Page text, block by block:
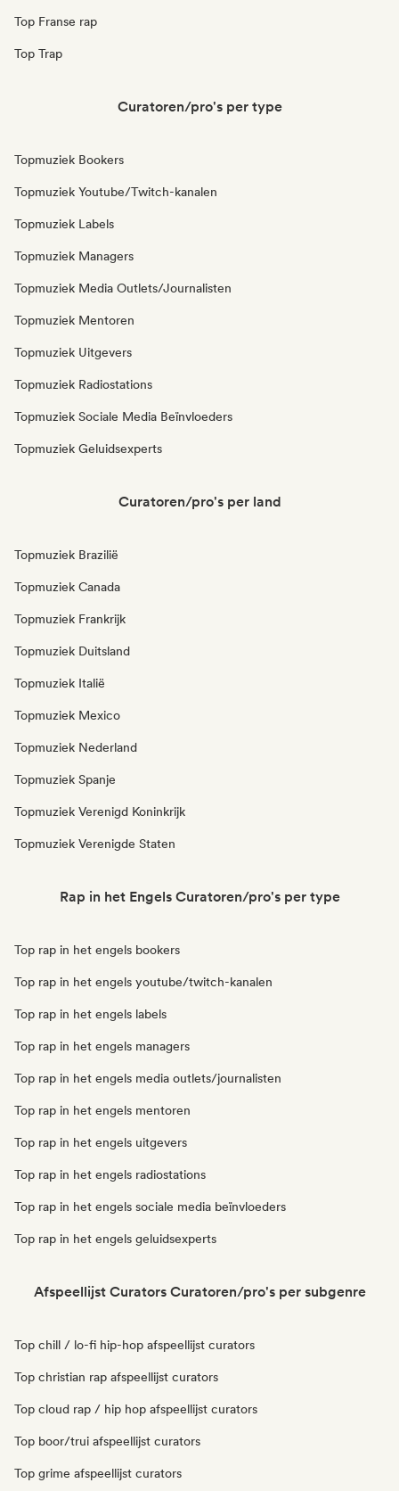
Top Franse rap
Top Trap
Curatoren/pro's per type
Topmuziek Bookers
Topmuziek Youtube/Twitch-kanalen
Topmuziek Labels
Topmuziek Managers
Topmuziek Media Outlets/Journalisten
Topmuziek Mentoren
Topmuziek Uitgevers
Topmuziek Radiostations
Topmuziek Sociale Media Beïnvloeders
Topmuziek Geluidsexperts
Curatoren/pro's per land
Topmuziek Brazilië
Topmuziek Canada
Topmuziek Frankrijk
Topmuziek Duitsland
Topmuziek Italië
Topmuziek Mexico
Topmuziek Nederland
Topmuziek Spanje
Topmuziek Verenigd Koninkrijk
Topmuziek Verenigde Staten
Rap in het Engels Curatoren/pro's per type
Top rap in het engels bookers
Top rap in het engels youtube/twitch-kanalen
Top rap in het engels labels
Top rap in het engels managers
Top rap in het engels media outlets/journalisten
Top rap in het engels mentoren
Top rap in het engels uitgevers
Top rap in het engels radiostations
Top rap in het engels sociale media beïnvloeders
Top rap in het engels geluidsexperts
Afspeellijst Curators Curatoren/pro's per subgenre
Top chill / lo-fi hip-hop afspeellijst curators
Top christian rap afspeellijst curators
Top cloud rap / hip hop afspeellijst curators
Top boor/trui afspeellijst curators
Top grime afspeellijst curators